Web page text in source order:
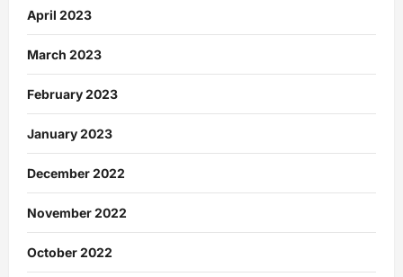
April 2023
March 2023
February 2023
January 2023
December 2022
November 2022
October 2022